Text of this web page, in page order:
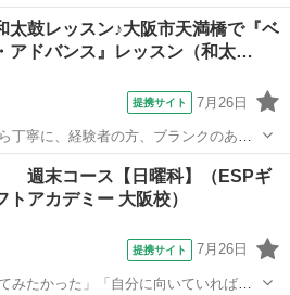
楽しみ エネルギーを感じ合う 元気と
...
太鼓レッスン♪大阪市天満橋で『ベ
アドバンス』レッスン（和太…
提携サイト 7月26日
丁寧に、経験者の方、ブランクのある
楽しさを味わいましょう♪ 少人数
す。 半年で1曲を演奏できるように
してみ...
週末コース【日曜科】（ESPギ
トアカデミー 大阪校）
提携サイト 7月26日
みたかった」「自分に向いていれば楽